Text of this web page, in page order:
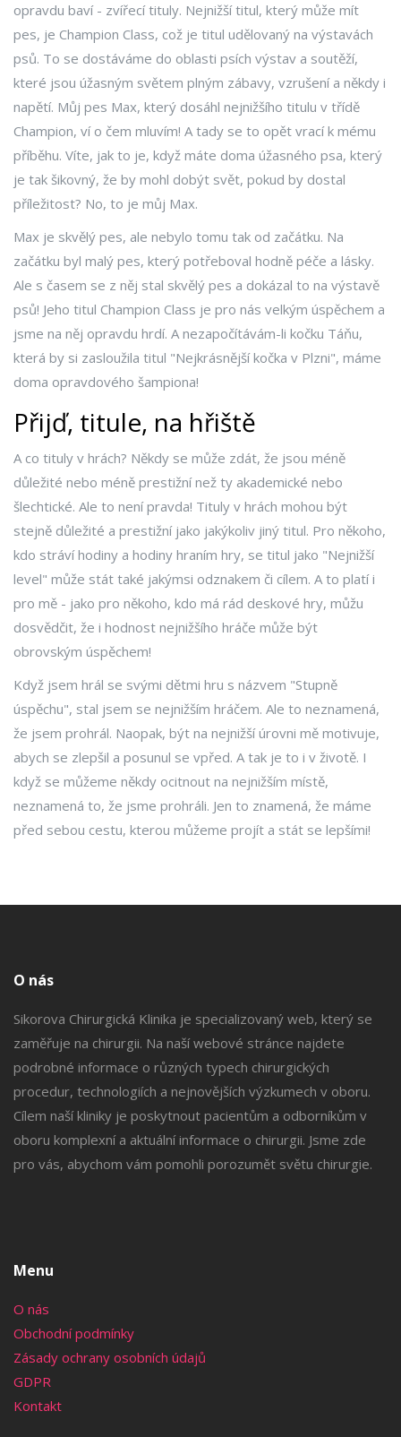
opravdu baví - zvířecí tituly. Nejnižší titul, který může mít
pes, je Champion Class, což je titul udělovaný na výstavách
psů. To se dostáváme do oblasti psích výstav a soutěží,
které jsou úžasným světem plným zábavy, vzrušení a někdy i
napětí. Můj pes Max, který dosáhl nejnižšího titulu v třídě
Champion, ví o čem mluvím! A tady se to opět vrací k mému
příběhu. Víte, jak to je, když máte doma úžasného psa, který
je tak šikovný, že by mohl dobýt svět, pokud by dostal
příležitost? No, to je můj Max.
Max je skvělý pes, ale nebylo tomu tak od začátku. Na
začátku byl malý pes, který potřeboval hodně péče a lásky.
Ale s časem se z něj stal skvělý pes a dokázal to na výstavě
psů! Jeho titul Champion Class je pro nás velkým úspěchem a
jsme na něj opravdu hrdí. A nezapočítávám-li kočku Táňu,
která by si zasloužila titul "Nejkrásnější kočka v Plzni", máme
doma opravdového šampiona!
Přijď, titule, na hřiště
A co tituly v hrách? Někdy se může zdát, že jsou méně
důležité nebo méně prestižní než ty akademické nebo
šlechtické. Ale to není pravda! Tituly v hrách mohou být
stejně důležité a prestižní jako jakýkoliv jiný titul. Pro někoho,
kdo stráví hodiny a hodiny hraním hry, se titul jako "Nejnižší
level" může stát také jakýmsi odznakem či cílem. A to platí i
pro mě - jako pro někoho, kdo má rád deskové hry, můžu
dosvědčit, že i hodnost nejnižšího hráče může být
obrovským úspěchem!
Když jsem hrál se svými dětmi hru s názvem "Stupně
úspěchu", stal jsem se nejnižším hráčem. Ale to neznamená,
že jsem prohrál. Naopak, být na nejnižší úrovni mě motivuje,
abych se zlepšil a posunul se vpřed. A tak je to i v životě. I
když se můžeme někdy ocitnout na nejnižším místě,
neznamená to, že jsme prohráli. Jen to znamená, že máme
před sebou cestu, kterou můžeme projít a stát se lepšími!
O nás
Sikorova Chirurgická Klinika je specializovaný web, který se
zaměřuje na chirurgii. Na naší webové stránce najdete
podrobné informace o různých typech chirurgických
procedur, technologiích a nejnovějších výzkumech v oboru.
Cílem naší kliniky je poskytnout pacientům a odborníkům v
oboru komplexní a aktuální informace o chirurgii. Jsme zde
pro vás, abychom vám pomohli porozumět světu chirurgie.
Menu
O nás
Obchodní podmínky
Zásady ochrany osobních údajů
GDPR
Kontakt